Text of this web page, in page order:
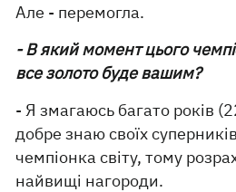
Але - перемогла.
- В який момент цього
все золото буде вашим?
- Я змагаюсь багато років
добре знаю своїх
чемпіонка світу, тому
найвищі нагороди.